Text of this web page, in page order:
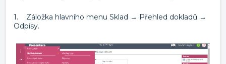
1. Záložka hlavního menu Sklad → Přehled dokladů →
Odpisy.